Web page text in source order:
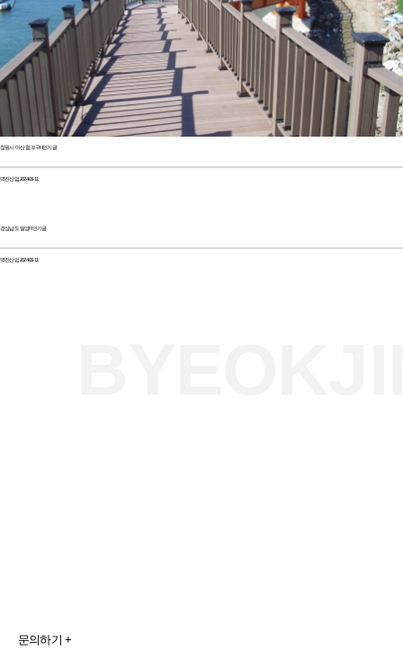
창원시 마산 합포구H인기글
벽진산업 2024-03-11
경상남도 밀양H인기글
벽진산업 2024-03-11
문의하기 +